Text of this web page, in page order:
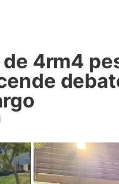
4rm4